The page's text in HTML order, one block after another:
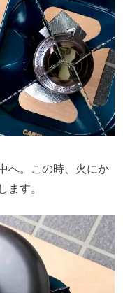
へ。この時、火にか
す。